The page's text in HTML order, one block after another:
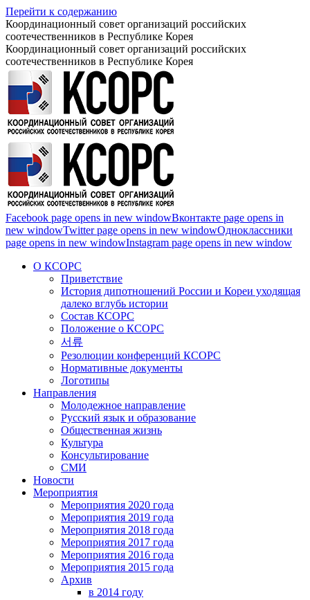
Перейти к содержанию
Координационный совет организаций российских
соотечественников в Республике Корея
Координационный совет организаций российских
соотечественников в Республике Корея
Facebook page opens in new windowВконтакте page opens in
new windowTwitter page opens in new windowОдноклассники
page opens in new windowInstagram page opens in new window
О КСОРС
Приветствие
История дипотношений России и Кореи уходящая
далеко вглубь истории
Состав КСОРС
Положение о КСОРС
서류
Резолюции конференций КСОРС
Нормативные документы
Логотипы
Направления
Молодежное направление
Русский язык и образование
Общественная жизнь
Культура
Консультирование
СМИ
Новости
Мероприятия
Мероприятия 2020 года
Мероприятия 2019 года
Мероприятия 2018 годa
Мероприятия 2017 года
Мероприятия 2016 года
Мероприятия 2015 года
Архив
в 2014 году